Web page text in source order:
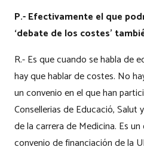
P.- Efectivamente el que
‘debate de los costes’
R.- Es que cuando se habla de
hay que hablar de costes. No
un convenio en el que han
Consellerias de Educació, Salut
de la carrera de Medicina. Es
convenio de financiación de la